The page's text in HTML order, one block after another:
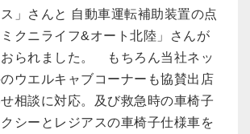
」さんと 自動車運転補助装置の点
クニライフ&オート北陸」さんが
られました。 もちろん当社ネッ
ウエルキャブコーナーも協賛出店
相談に対応。及び救急時の車椅子
シーとレジアスの車椅子仕様車を